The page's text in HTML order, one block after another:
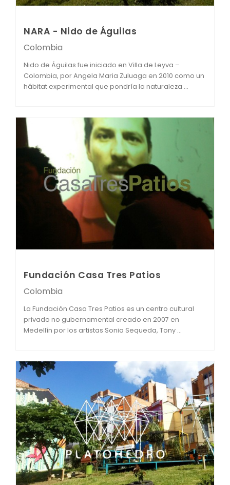
NARA - Nido de Águilas
Colombia
Nido de Águilas fue iniciado en Villa de Leyva –
Colombia, por Angela Maria Zuluaga en 2010 como un
hábitat experimental que pondría la naturaleza ...
Fundación Casa Tres Patios
Colombia
La Fundación Casa Tres Patios es un centro cultural
privado no gubernamental creado en 2007 en
Medellín por los artistas Sonia Sequeda, Tony ...